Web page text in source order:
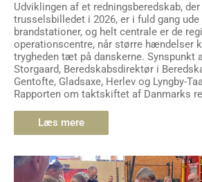
Udviklingen af et redningsberedskab,
trusselsbilledet i 2026, er i fuld gang ude
brandstationer, og helt centrale er de
operationscentre, når større hændelser
trygheden tæt på danskerne. Synspunkt
Storgaard, Beredskabsdirektør i
Gentofte, Gladsaxe, Herlev og Lyngby-
Rapporten om taktskiftet af Danmarks
Læs mere